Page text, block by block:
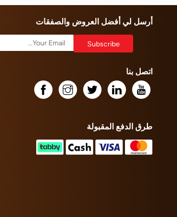
أرسل لي أفضل العروض والصفقات
اتصل بنا
طرق الدفع المقبولة